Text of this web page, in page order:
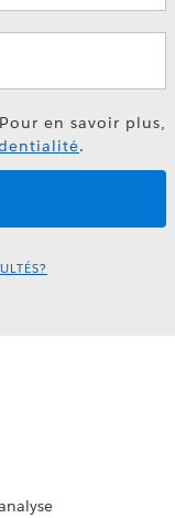
en savoir plus,
.